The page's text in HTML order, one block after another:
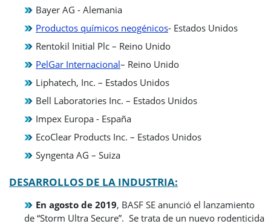
Bayer AG - Alemania
Productos químicos neogénicos- Estados Unidos
Rentokil Initial Plc – Reino Unido
PelGar Internacional– Reino Unido
Liphatech, Inc. – Estados Unidos
Bell Laboratories Inc. – Estados Unidos
Impex Europa - España
EcoClear Products Inc. – Estados Unidos
Syngenta AG – Suiza
DESARROLLOS DE LA INDUSTRIA:
En agosto de 2019, BASF SE anunció el lanzamiento
de “Storm Ultra Secure”. Se trata de un nuevo rodenticida